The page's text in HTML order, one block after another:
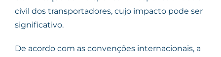
civil dos transportadores, cujo impacto pode ser
significativo.
De acordo com as convenções internacionais, a